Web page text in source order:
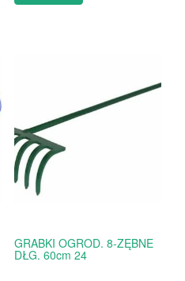
GRABKI OGROD. 8-ZĘBNE
DŁG. 60cm 24